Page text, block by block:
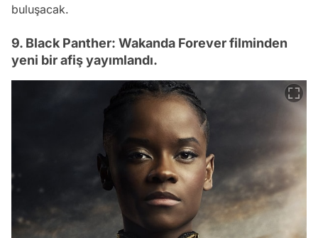
buluşacak.
9. Black Panther: Wakanda Forever filminden
yeni bir afiş yayımlandı.